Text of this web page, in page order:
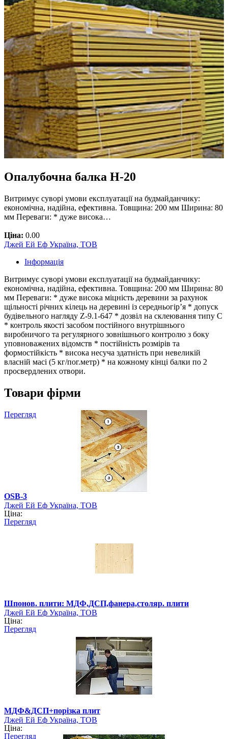
Опалубочна балка Н-20
Витримує суворі умови експлуатації на будмайданчику:
економічна, надійна, ефективна. Товщина: 200 мм Ширина: 80
мм Переваги: * дуже висока…
Ціна: 0.00
Джей Ей Еф Україна, ТОВ
Інформація
Витримує суворі умови експлуатації на будмайданчику:
економічна, надійна, ефективна. Товщина: 200 мм Ширина: 80
мм Переваги: * дуже висока міцність деревини за рахунок
щільності річних кілець на деревині із середньогір’я * допуск
будівельного нагляду Z-9.1-647 * дозвіл на склеювання типу С
* контроль якості засобом постійного внутрішнього
виробничого та регулярного зовнішнього контролю з боку
уповноважених відомств * постійність розмірів та
формостійкість * висока несуча здатність при невеликій
власній масі (5 кг/пог.метр) * на кожному кінці балки по 2
просвердлених отвори.
Товари фірми
Перегляд
OSB-3
Джей Ей Еф Україна, ТОВ
Ціна:
Перегляд
Шпонов. плити: МДФ,ДСП,фанера,столяр. плити
Джей Ей Еф Україна, ТОВ
Ціна:
Перегляд
МДФ&ДСП+порізка плит
Джей Ей Еф Україна, ТОВ
Ціна:
Перегляд